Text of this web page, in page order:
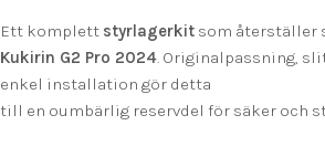
Ett komplett styrlagerkit som återställer
Kukirin G2 Pro 2024. Originalpassning,
enkel installation gör detta
till en oumbärlig reservdel för säker och